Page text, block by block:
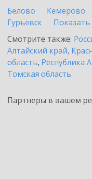
Белово
Кемерово
Гурьевск
Показать
Смотрите также:
Алтайский край,
область, Республика
Томская область
Партнеры в вашем